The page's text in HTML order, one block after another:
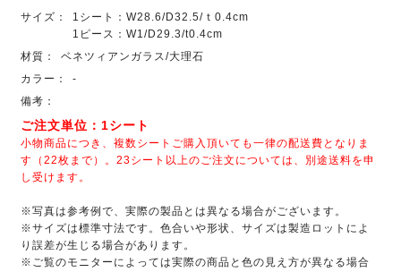
サイズ：
1シート：W28.6/D32.5/ｔ0.4cm
1ピース：W1/D29.3/t0.4cm
材質：
ベネツィアンガラス/大理石
カラー：
-
備考：
ご注文単位：1シート
小物商品につき、複数シートご購入頂いても一律の配送費となりま
す（22枚まで）。23シート以上のご注文については、別途送料を申
し受けます。
※写真は参考例で、実際の製品とは異なる場合がございます。
※サイズは標準寸法です。色合いや形状、サイズは製造ロットによ
り誤差が生じる場合があります。
※ご覧のモニターによっては実際の商品と色の見え方が異なる場合